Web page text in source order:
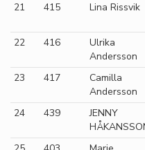
21 415 Lina Rissvik
22 416
Ulrika
Andersson
23 417
Camilla
Andersson
24 439
JENNY